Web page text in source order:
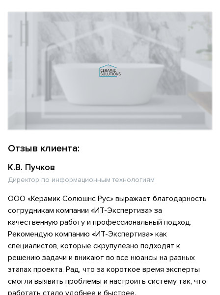
Отзыв клиента:
К.В. Пучков
Директор по информационным технологиям
ООО «Керамик Солюшнс Рус» выражает благодарность
сотрудникам компании «ИТ-Экспертиза» за
качественную работу и профессиональный подход.
Рекомендую компанию «ИТ-Экспертиза» как
специалистов, которые скрупулезно подходят к
решению задачи и вникают во все нюансы на разных
этапах проекта. Рад, что за короткое время эксперты
смогли выявить проблемы и настроить систему так, что
работать стало удобнее и быстрее.